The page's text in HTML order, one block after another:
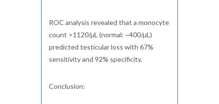
ROC analysis revealed that a monocyte
count >1120/µL (normal: ~400/µL)
predicted testicular loss with 67%
sensitivity and 92% specificity.
Conclusion: